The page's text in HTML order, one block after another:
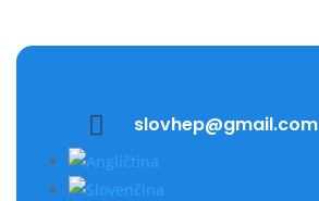
 slovhep@gmail.com